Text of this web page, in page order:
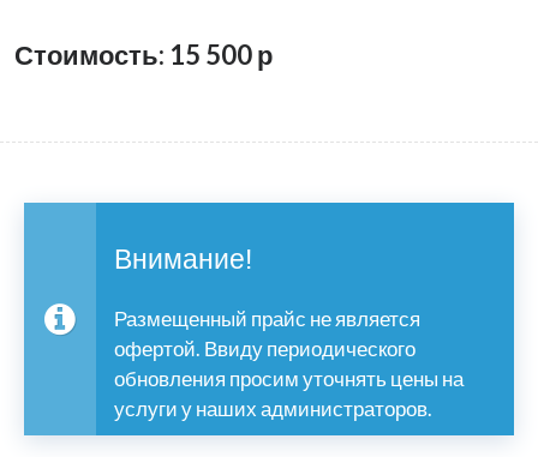
Стоимость: 15 500р
Внимание!
Размещенный прайс не является
офертой. Ввиду периодического
обновления просим уточнять цены на
услуги у наших администраторов.